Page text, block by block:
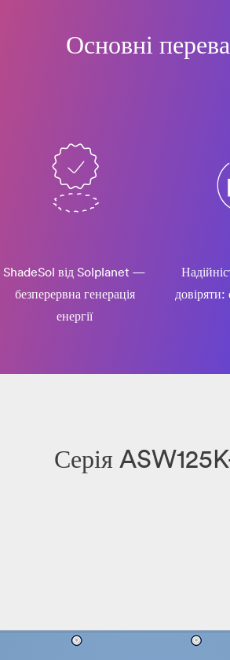
Основні
ShadeSol від Solplanet —
безперервна генерація
енергії
довіряти:
Серія